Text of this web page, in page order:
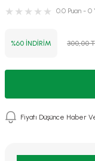
0.0 Puan - 0
%60 İNDİRİM 300,00
Fiyatı Düşünce Haber